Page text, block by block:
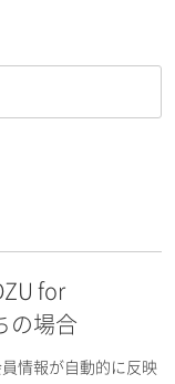
for
の場合
情報が自動的に反映